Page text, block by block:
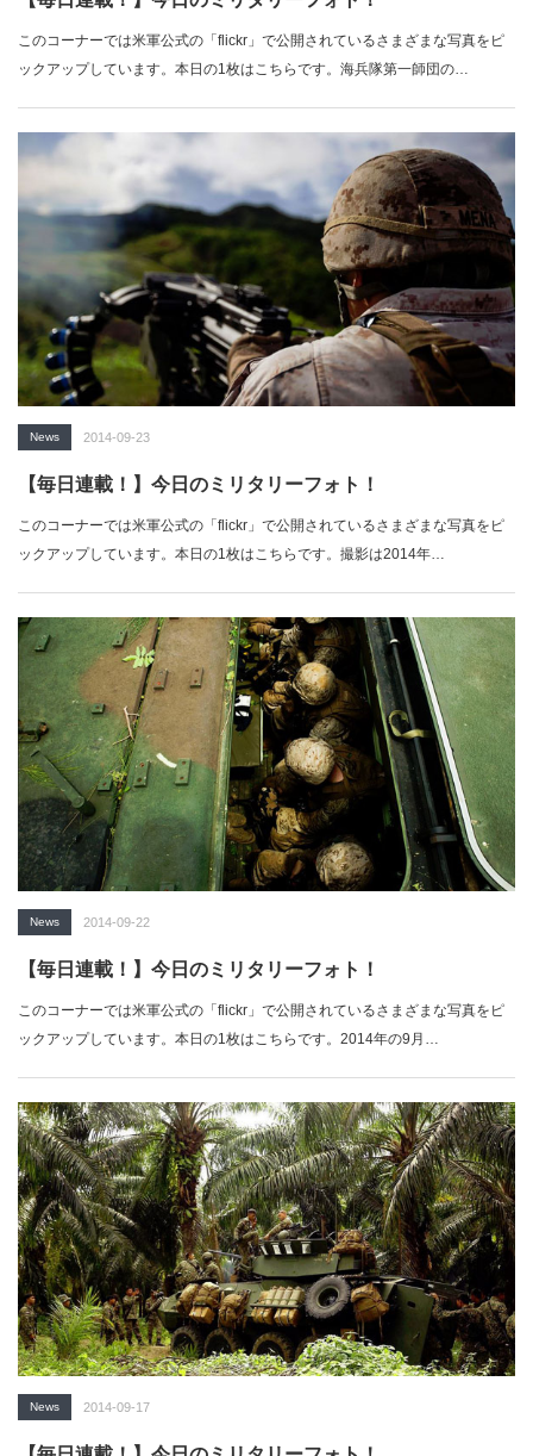
このコーナーでは米軍公式の「flickr」で公開されているさまざまな写真をピ
ックアップしています。本日の1枚はこちらです。海兵隊第一師団の…
News 2014-09-23
【毎日連載！】今日のミリタリーフォト！
このコーナーでは米軍公式の「flickr」で公開されているさまざまな写真をピ
ックアップしています。本日の1枚はこちらです。撮影は2014年…
News 2014-09-22
【毎日連載！】今日のミリタリーフォト！
このコーナーでは米軍公式の「flickr」で公開されているさまざまな写真をピ
ックアップしています。本日の1枚はこちらです。2014年の9月…
News 2014-09-17